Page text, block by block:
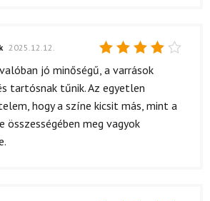
Értékelés:
4
2025.12.12.
jó minőségű, a varrások
tartósnak tűnik. Az egyetlen
hogy a színe kicsit más, mint a
összességében meg vagyok